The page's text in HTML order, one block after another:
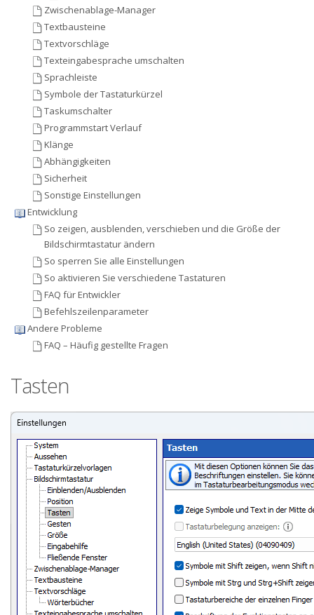
Zwischenablage-Manager
Textbausteine
Textvorschläge
Texteingabesprache umschalten
Sprachleiste
Symbole der Tastaturkürzel
Taskumschalter
Programmstart Verlauf
Klänge
Abhängigkeiten
Sicherheit
Sonstige Einstellungen
Entwicklung
So zeigen, ausblenden, verschieben und die Größe der
Bildschirmtastatur ändern
So sperren Sie alle Einstellungen
So aktivieren Sie verschiedene Tastaturen
FAQ für Entwickler
Befehlszeilenparameter
Andere Probleme
FAQ – Häufig gestellte Fragen
Tasten